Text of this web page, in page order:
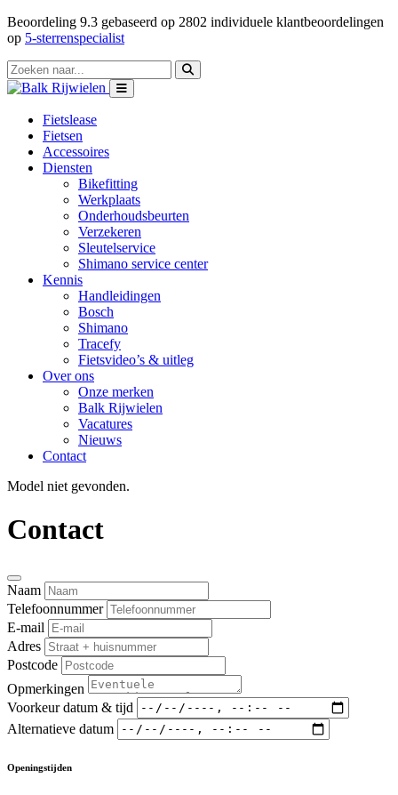
Beoordeling 9.3 gebaseerd op 2802 individuele klantbeoordelingen
op 5-sterrenspecialist
Fietslease
Fietsen
Accessoires
Diensten
Bikefitting
Werkplaats
Onderhoudsbeurten
Verzekeren
Sleutelservice
Shimano service center
Kennis
Handleidingen
Bosch
Shimano
Tracefy
Fietsvideo’s & uitleg
Over ons
Onze merken
Balk Rijwielen
Vacatures
Nieuws
Contact
Model niet gevonden.
Contact
Naam
Telefoonnummer
E-mail
Adres
Postcode
Opmerkingen
Voorkeur datum & tijd
Alternatieve datum
Openingstijden